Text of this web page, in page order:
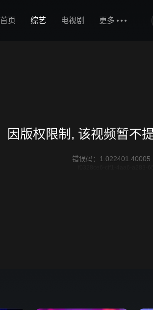
首页 综艺 电视剧 更多
因版权限制, 该视频暂不
错误码： 1.022401.40005